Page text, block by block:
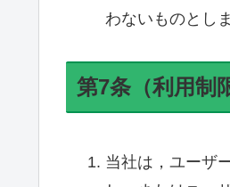
わないものとしま
第7条（利用制
当社は，ユーザ